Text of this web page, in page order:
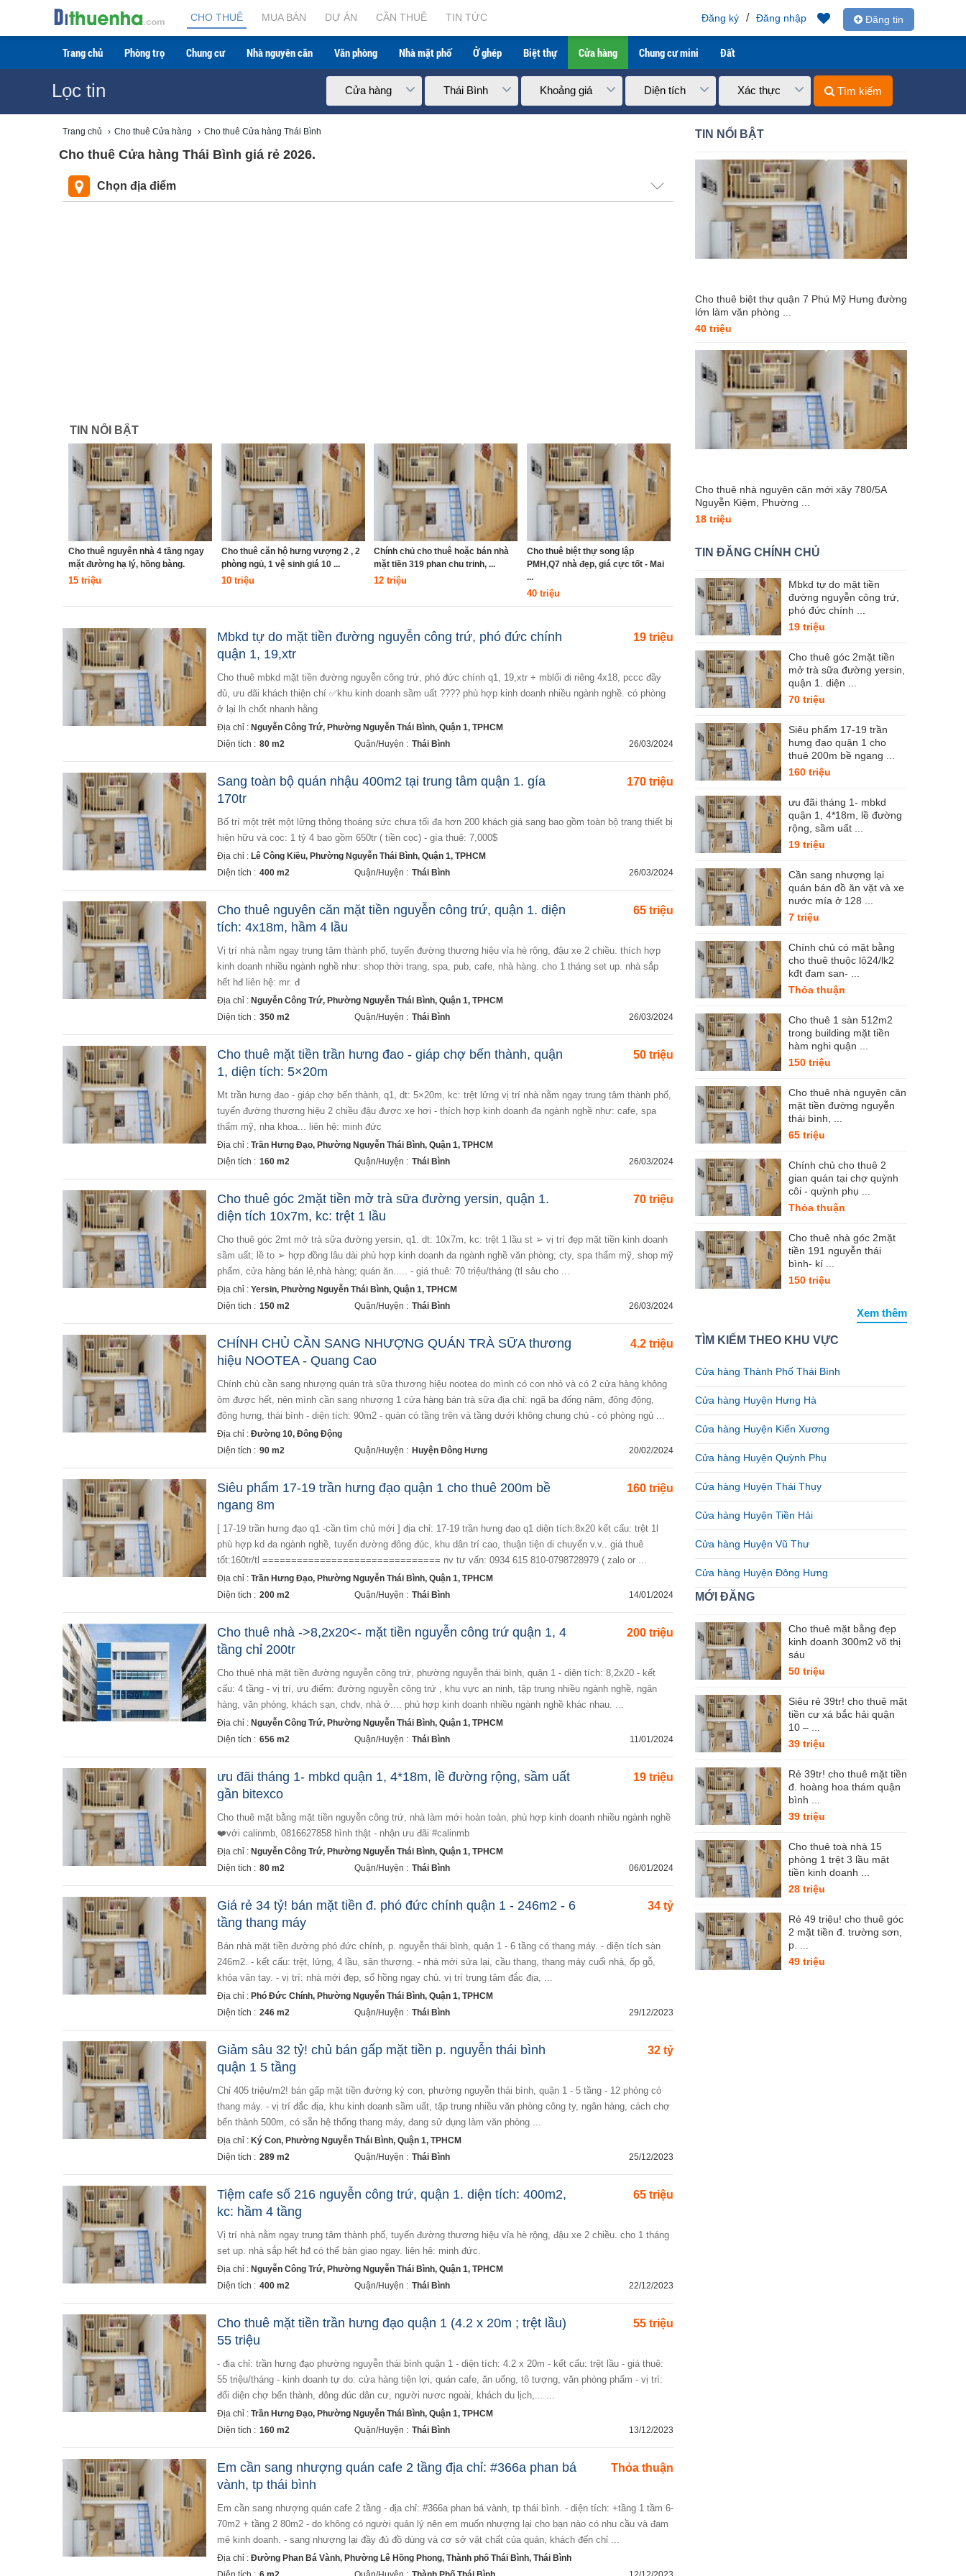
CHO THUÊ MUA BÁN DỰ ÁN CẦN THUÊ TIN TỨC Đăng tin
Đăng nhập
/
Đăng ký
Trang chủ Phòng trọ Chung cư Nhà nguyên căn Văn phòng Nhà mặt phố Ở ghép Biệt thự Cửa hàng Chung cư mini Đất
Lọc tin Cửa hàng Thái Bình Khoảng giá Diện tích Xác thực Tìm kiếm
Trang chủ › Cho thuê Cửa hàng › Cho thuê Cửa hàng Thái Bình
Cho thuê Cửa hàng Thái Bình giá rẻ 2026.
Chọn địa điểm
TIN NỔI BẬT
Cho thuê nguyên nhà 4 tầng ngay
mặt đường hạ lý, hồng bàng.
15 triệu
Cho thuê căn hộ hưng vượng 2 , 2
phòng ngủ, 1 vệ sinh giá 10 ...
10 triệu
Chính chủ cho thuê hoặc bán nhà
mặt tiền 319 phan chu trinh, ...
12 triệu
Cho thuê biệt thự song lập
PMH,Q7 nhà đẹp, giá cực tốt - Mai
...
40 triệu
19 triệu
Mbkd tự do mặt tiền đường nguyễn công trứ, phó đức chính
quận 1, 19,xtr
cho thuê mbkd mặt tiền đường nguyễn công trứ, phó đức chính q1, 19,xtr + mblối đi riêng 4x18, pccc đầy
đủ, ưu đãi khách thiện chí ✅khu kinh doanh sầm uất ???? phù hợp kinh doanh nhiều ngành nghề. có phòng
ở lại lh chốt nhanh hằng
Địa chỉ : Nguyễn Công Trứ, Phường Nguyễn Thái Bình, Quận 1, TPHCM
Diện tích : 80 m2 Quận/Huyện : Thái Bình 26/03/2024
170 triệu
Sang toàn bộ quán nhậu 400m2 tại trung tâm quận 1. gía
170tr
bố trí một trệt một lững thông thoáng sức chưa tối đa hơn 200 khách giá sang bao gồm toàn bộ trang thiết bị
hiện hữu và cọc: 1 tỷ 4 bao gồm 650tr ( tiền cọc) - gía thuê: 7,000$
Địa chỉ : Lê Công Kiều, Phường Nguyễn Thái Bình, Quận 1, TPHCM
Diện tích : 400 m2 Quận/Huyện : Thái Bình 26/03/2024
65 triệu
Cho thuê nguyên căn mặt tiền nguyễn công trứ, quận 1. diện
tích: 4x18m, hầm 4 lầu
vị trí nhà nằm ngay trung tâm thành phố, tuyến đường thương hiệu vỉa hè rộng, đậu xe 2 chiều. thích hợp
kinh doanh nhiều ngành nghề như: shop thời trang, spa, pub, cafe, nhà hàng. cho 1 tháng set up. nhà sắp
hết hđ liên hệ: mr. đ
Địa chỉ : Nguyễn Công Trứ, Phường Nguyễn Thái Bình, Quận 1, TPHCM
Diện tích : 350 m2 Quận/Huyện : Thái Bình 26/03/2024
50 triệu
Cho thuê mặt tiền trần hưng đao - giáp chợ bến thành, quận
1, diện tích: 5×20m
mt trần hưng đao - giáp chợ bến thành, q1, dt: 5×20m, kc: trệt lửng vị trí nhà nằm ngay trung tâm thành phố,
tuyến đường thương hiệu 2 chiều đậu được xe hơi - thích hợp kinh doanh đa ngành nghề như: cafe, spa
thẩm mỹ, nha khoa... liên hệ: minh đức
Địa chỉ : Trần Hưng Đạo, Phường Nguyễn Thái Bình, Quận 1, TPHCM
Diện tích : 160 m2 Quận/Huyện : Thái Bình 26/03/2024
70 triệu
Cho thuê góc 2mặt tiền mở trà sữa đường yersin, quận 1.
diện tích 10x7m, kc: trệt 1 lầu
cho thuê góc 2mt mở trà sữa đường yersin, q1. dt: 10x7m, kc: trệt 1 lầu st ➢ vị trí đẹp mặt tiền kinh doanh
sầm uất; lề to ➢ hợp đồng lâu dài phù hợp kinh doanh đa ngành nghề văn phòng; cty, spa thẩm mỹ, shop mỹ
phẩm, cửa hàng bán lẻ,nhà hàng; quán ăn..... - giá thuê: 70 triệu/tháng (tl sâu cho ...
Địa chỉ : Yersin, Phường Nguyễn Thái Bình, Quận 1, TPHCM
Diện tích : 150 m2 Quận/Huyện : Thái Bình 26/03/2024
4.2 triệu
CHÍNH CHỦ CẦN SANG NHƯỢNG QUÁN TRÀ SỮA thương
hiệu NOOTEA - Quang Cao
chính chủ cần sang nhượng quán trà sữa thương hiệu nootea do mình có con nhỏ và có 2 cửa hàng không
ôm được hết, nên mình cần sang nhượng 1 cửa hàng bán trà sữa địa chỉ: ngã ba đống năm, đông động,
đông hưng, thái bình - diện tích: 90m2 - quán có tầng trên và tầng dưới không chung chủ - có phòng ngủ ...
Địa chỉ : Đường 10, Đông Động
Diện tích : 90 m2 Quận/Huyện : Huyện Đông Hưng 20/02/2024
160 triệu
Siêu phẩm 17-19 trần hưng đạo quận 1 cho thuê 200m bề
ngang 8m
[ 17-19 trần hưng đạo q1 -cần tìm chủ mới ] địa chỉ: 17-19 trần hưng đạo q1 diện tích:8x20 kết cấu: trệt 1l
phù hợp kd đa ngành nghề, tuyến đường đông đúc, khu dân trí cao, thuận tiện di chuyển v.v.. giá thuê
tốt:160tr/tl =============================== nv tư vấn: 0934 615 810-0798728979 ( zalo or ...
Địa chỉ : Trần Hưng Đạo, Phường Nguyễn Thái Bình, Quận 1, TPHCM
Diện tích : 200 m2 Quận/Huyện : Thái Bình 14/01/2024
200 triệu
Cho thuê nhà ->8,2x20<- mặt tiền nguyễn công trứ quận 1, 4
tầng chỉ 200tr
cho thuê nhà mặt tiền đường nguyễn công trứ, phường nguyễn thái bình, quận 1 - diện tích: 8,2x20 - kết
cấu: 4 tầng - vị trí, ưu điểm: đường nguyễn công trứ , khu vực an ninh, tập trung nhiều ngành nghề, ngân
hàng, văn phòng, khách sạn, chdv, nhà ở.... phù hợp kinh doanh nhiều ngành nghề khác nhau. ...
Địa chỉ : Nguyễn Công Trứ, Phường Nguyễn Thái Bình, Quận 1, TPHCM
Diện tích : 656 m2 Quận/Huyện : Thái Bình 11/01/2024
19 triệu
ưu đãi tháng 1- mbkd quận 1, 4*18m, lề đường rộng, sầm uất
gần bitexco
cho thuê mặt bằng mặt tiền nguyễn công trứ, nhà làm mới hoàn toàn, phù hợp kinh doanh nhiều ngành nghề
❤️với calinmb, 0816627858 hình thật - nhận ưu đãi #calinmb
Địa chỉ : Nguyễn Công Trứ, Phường Nguyễn Thái Bình, Quận 1, TPHCM
Diện tích : 80 m2 Quận/Huyện : Thái Bình 06/01/2024
34 tỷ
Giá rẻ 34 tỷ! bán mặt tiền đ. phó đức chính quận 1 - 246m2 - 6
tầng thang máy
bán nhà mặt tiền đường phó đức chính, p. nguyễn thái bình, quận 1 - 6 tầng có thang máy. - diện tích sàn
246m2. - kết cấu: trệt, lửng, 4 lầu, sân thượng. - nhà mới sửa lại, cầu thang, thang máy cuối nhà, ốp gỗ,
khóa vân tay. - vị trí: nhà mới đẹp, sổ hồng ngay chủ. vị trí trung tâm đắc địa, ...
Địa chỉ : Phó Đức Chính, Phường Nguyễn Thái Bình, Quận 1, TPHCM
Diện tích : 246 m2 Quận/Huyện : Thái Bình 29/12/2023
32 tỷ
Giảm sâu 32 tỷ! chủ bán gấp mặt tiền p. nguyễn thái bình
quận 1 5 tầng
chỉ 405 triệu/m2! bán gấp mặt tiền đường ký con, phường nguyễn thái bình, quận 1 - 5 tầng - 12 phòng có
thang máy. - vị trí đắc địa, khu kinh doanh sầm uất, tập trung nhiều văn phòng công ty, ngân hàng, cách chợ
bến thành 500m, có sẵn hệ thống thang máy, đang sử dụng làm văn phòng ...
Địa chỉ : Ký Con, Phường Nguyễn Thái Bình, Quận 1, TPHCM
Diện tích : 289 m2 Quận/Huyện : Thái Bình 25/12/2023
65 triệu
Tiệm cafe số 216 nguyễn công trứ, quận 1. diện tích: 400m2,
kc: hầm 4 tầng
vị trí nhà nằm ngay trung tâm thành phố, tuyến đường thương hiệu vỉa hè rộng, đậu xe 2 chiều. cho 1 tháng
set up. nhà sắp hết hđ có thể bàn giao ngay. liên hê: minh đức.
Địa chỉ : Nguyễn Công Trứ, Phường Nguyễn Thái Bình, Quận 1, TPHCM
Diện tích : 400 m2 Quận/Huyện : Thái Bình 22/12/2023
55 triệu
Cho thuê mặt tiền trần hưng đạo quận 1 (4.2 x 20m ; trệt lầu)
55 triệu
- địa chỉ: trần hưng đạo phường nguyễn thái bình quận 1 - diện tích: 4.2 x 20m - kết cấu: trệt lầu - giá thuê:
55 triệu/tháng - kinh doanh tự do: cửa hàng tiện lợi, quán cafe, ăn uống, tô tượng, văn phòng phẩm - vị trí:
đối diện chợ bến thành, đông đúc dân cư, người nươc ngoài, khách du lịch,... ...
Địa chỉ : Trần Hưng Đạo, Phường Nguyễn Thái Bình, Quận 1, TPHCM
Diện tích : 160 m2 Quận/Huyện : Thái Bình 13/12/2023
Thỏa thuận
Em cần sang nhượng quán cafe 2 tầng địa chỉ: #366a phan bá
vành, tp thái bình
em cần sang nhượng quán cafe 2 tầng - địa chỉ: #366a phan bá vành, tp thái bình. - diện tích: +tầng 1 tầm 6-
70m2 + tầng 2 80m2 - do không có người quản lý nên em muốn nhượng lại cho bạn nào có nhu cầu và đam
mê kinh doanh. - sang nhượng lại đầy đủ đồ dùng và cơ sở vật chất của quán, khách đến chỉ ...
Địa chỉ : Đường Phan Bá Vành, Phường Lê Hồng Phong, Thành phố Thái Bình, Thái Bình
TIN NỔI BẬT
Cho thuê biệt thự quận 7 Phú Mỹ Hưng đường
lớn làm văn phòng ...
40 triệu
Cho thuê nhà nguyên căn mới xây 780/5A
Nguyễn Kiệm, Phường ...
18 triệu
TIN ĐĂNG CHÍNH CHỦ
Mbkd tự do mặt tiền
đường nguyễn công trứ,
phó đức chính ...
19 triệu
Cho thuê góc 2mặt tiền
mở trà sữa đường yersin,
quận 1. diện ...
70 triệu
Siêu phẩm 17-19 trần
hưng đạo quận 1 cho
thuê 200m bề ngang ...
160 triệu
ưu đãi tháng 1- mbkd
quận 1, 4*18m, lề đường
rộng, sầm uất ...
19 triệu
Cần sang nhượng lại
quán bán đồ ăn vặt và xe
nước mía ở 128 ...
7 triệu
Chính chủ có mặt bằng
cho thuê thuộc lô24/lk2
kđt đam san- ...
Thỏa thuận
Cho thuê 1 sàn 512m2
trong building mặt tiền
hàm nghi quận ...
150 triệu
Cho thuê nhà nguyên căn
mặt tiền đường nguyễn
thái bình, ...
65 triệu
Chính chủ cho thuê 2
gian quán tại chợ quỳnh
côi - quỳnh phụ ...
Thỏa thuận
Cho thuê nhà góc 2mặt
tiền 191 nguyễn thái
bình- kí ...
150 triệu
Xem thêm
TÌM KIẾM THEO KHU VỰC
Cửa hàng Thành Phố Thái Bình
Cửa hàng Huyện Hưng Hà
Cửa hàng Huyện Kiến Xương
Cửa hàng Huyện Quỳnh Phụ
Cửa hàng Huyện Thái Thụy
Cửa hàng Huyện Tiền Hải
Cửa hàng Huyện Vũ Thư
Cửa hàng Huyện Đông Hưng
MỚI ĐĂNG
Cho thuê mặt bằng đẹp
kinh doanh 300m2 võ thị
sáu
50 triệu
Siêu rẻ 39tr! cho thuê mặt
tiền cư xá bắc hải quận
10 – ...
39 triệu
Rẻ 39tr! cho thuê mặt tiền
đ. hoàng hoa thám quận
bình ...
39 triệu
Cho thuê toà nhà 15
phòng 1 trệt 3 lầu mặt
tiền kinh doanh ...
28 triệu
Rẻ 49 triệu! cho thuê góc
2 mặt tiền đ. trường sơn,
p. ...
49 triệu